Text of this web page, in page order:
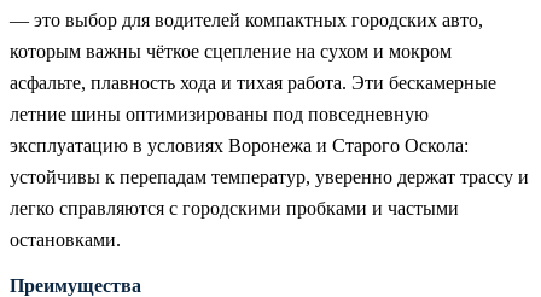
— это выбор для водителей компактных городских авто,
которым важны чёткое сцепление на сухом и мокром
асфальте, плавность хода и тихая работа. Эти бескамерные
летние шины оптимизированы под повседневную
эксплуатацию в условиях Воронежа и Старого Оскола:
устойчивы к перепадам температур, уверенно держат трассу и
легко справляются с городскими пробками и частыми
остановками.
Преимущества